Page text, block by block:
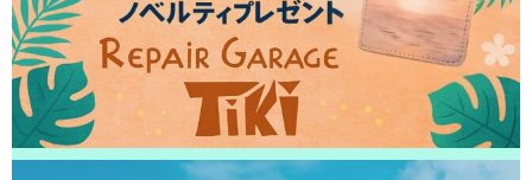
させて頂きました！ありがとうございました！
2026/04/11
松戸市よりお越しのお客様のiPhone14の液晶交換をさせて頂きました！あ
りがとうございました！
2026/04/10
松戸市よりお越しのお客様のiPhone14Proの基板修理をさせて頂きました！
ありがとうございました！
2026/04/10
流山市よりお越しのお客様のiPhoneXsのナノナインガラスコーティングを